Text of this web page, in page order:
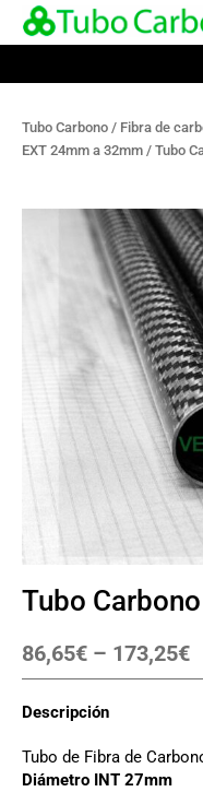
Tubo Carbono / Fibra de
EXT 24mm a 32mm / Tubo
Tubo
86,65€ – 173,25€
Descripción
Tubo de Fibra de
Diámetro INT 27mm